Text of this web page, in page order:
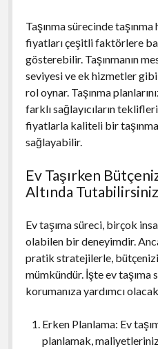
Taşınma sürecinde
fiyatları çeşitli faktörlere
gösterebilir. Taşınmanın
seviyesi ve ek hizmetler
rol oynar. Taşınma
farklı sağlayıcıların
fiyatlarla kaliteli bir taşınma
sağlayabilir.
Ev Taşırken
Altında
Ev taşıma süreci, birçok
olabilen bir deneyimdir.
pratik stratejilerle,
mümkündür. İşte ev taşıma
korumanıza yardımcı
Erken Planlama: Ev
planlamak,